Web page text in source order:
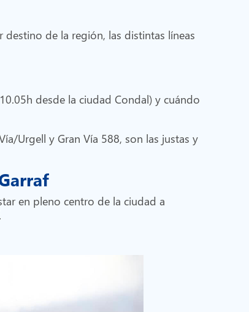
de la región, las distintas líneas
desde la ciudad Condal) y cuándo
Urgell y Gran Vía 588, son las justas y
en pleno centro de la ciudad a